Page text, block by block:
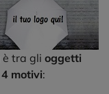
è tra gli oggetti
4 motivi: